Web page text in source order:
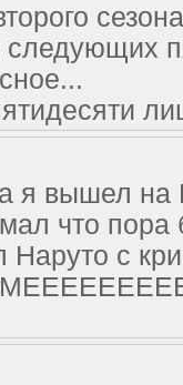
я вышел на
что пора
Наруто с